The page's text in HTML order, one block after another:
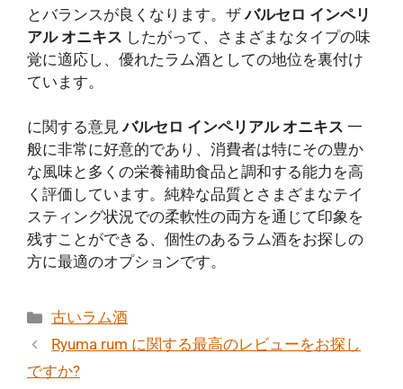
とバランスが良くなります。ザバルセロ インペリ
アル オニキス したがって、さまざまなタイプの味
覚に適応し、優れたラム酒としての地位を裏付け
ています。
に関する意見バルセロ インペリアル オニキス 一
般に非常に好意的であり、消費者は特にその豊か
な風味と多くの栄養補助食品と調和する能力を高
く評価しています。純粋な品質とさまざまなテイ
スティング状況での柔軟性の両方を通じて印象を
残すことができる、個性のあるラム酒をお探しの
方に最適のオプションです。
カ
テ
リ
古いラム酒
Ryuma rum に関する最高のレビューをお探し
ですか?